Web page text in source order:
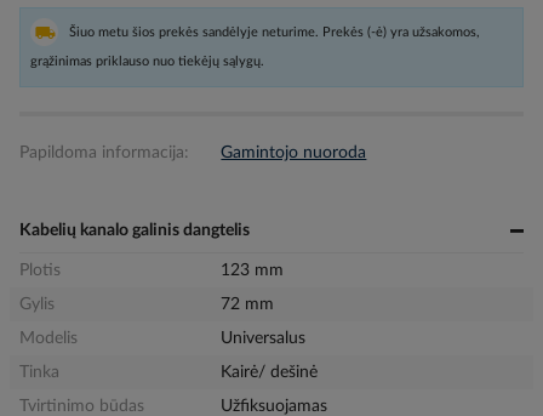
Šiuo metu šios prekės sandėlyje neturime. Prekės (-ė) yra užsakomos,
grąžinimas priklauso nuo tiekėjų sąlygų.
Papildoma informacija: Gamintojo nuoroda
Kabelių kanalo galinis dangtelis
Plotis
123 mm
Gylis
72 mm
Modelis
Universalus
Tinka
Kairė/ dešinė
Tvirtinimo būdas
Užfiksuojamas